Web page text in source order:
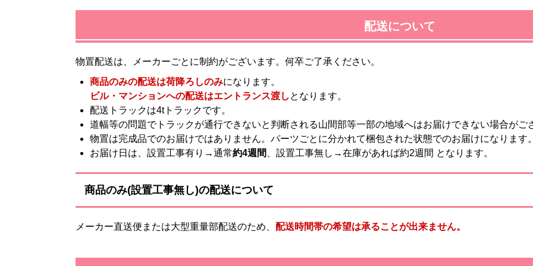
配送について
物置配送は、メーカーごとに制約がございます。何卒ご了承ください。
商品のみの配送は荷降ろしのみになります。
ビル・マンションへの配送はエントランス渡し となります。
配送トラックは4tトラックです。
道幅等の問題でトラックが通行できないと判断される山間部等一部の地域へはお届けできない場合がご
物置は完成品でのお届けではありません。パーツごとに分かれて梱包された状態でのお届けになります。
お届け日は、設置工事有り→通常約4週間 、設置工事無し→在庫があれば約2週間 となります。
商品のみ(設置工事無し)の配送について
メーカー直送便または大型重量部配送のため、 配送時間帯の希望は承ることが出来ません。